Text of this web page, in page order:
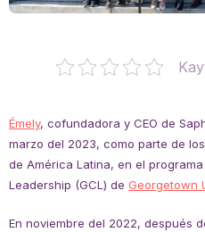
Émely, cofundadora y CEO de
marzo del 2023, como parte de
de América Latina, en el
Leadership (GCL) de Georgetown
En noviembre del 2022, después